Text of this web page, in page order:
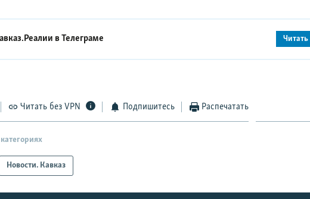
вТелеграме Читать
Читать без VPN Подпишитесь Распечатать
Новости. Кавказ